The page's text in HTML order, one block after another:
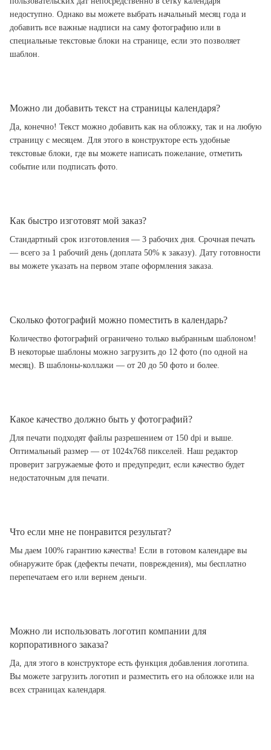
недоступно. Однако вы можете выбрать начальный месяц года и
добавить все важные надписи на саму фотографию или в
специальные текстовые блоки на странице, если это позволяет
шаблон.
Можно ли добавить текст на страницы календаря?
Да, конечно! Текст можно добавить как на обложку, так и на любую
страницу с месяцем. Для этого в конструкторе есть удобные
текстовые блоки, где вы можете написать пожелание, отметить
событие или подписать фото.
Как быстро изготовят мой заказ?
Стандартный срок изготовления — 3 рабочих дня. Срочная печать
— всего за 1 рабочий день (доплата 50% к заказу). Дату готовности
вы можете указать на первом этапе оформления заказа.
Сколько фотографий можно поместить в календарь?
Количество фотографий ограничено только выбранным шаблоном!
В некоторые шаблоны можно загрузить до 12 фото (по одной на
месяц). В шаблоны-коллажи — от 20 до 50 фото и более.
Какое качество должно быть у фотографий?
Для печати подходят файлы разрешением от 150 dpi и выше.
Оптимальный размер — от 1024x768 пикселей. Наш редактор
проверит загружаемые фото и предупредит, если качество будет
недостаточным для печати.
Что если мне не понравится результат?
Мы даем 100% гарантию качества! Если в готовом календаре вы
обнаружите брак (дефекты печати, повреждения), мы бесплатно
перепечатаем его или вернем деньги.
Можно ли использовать логотип компании для
корпоративного заказа?
Да, для этого в конструкторе есть функция добавления логотипа.
Вы можете загрузить логотип и разместить его на обложке или на
всех страницах календаря.